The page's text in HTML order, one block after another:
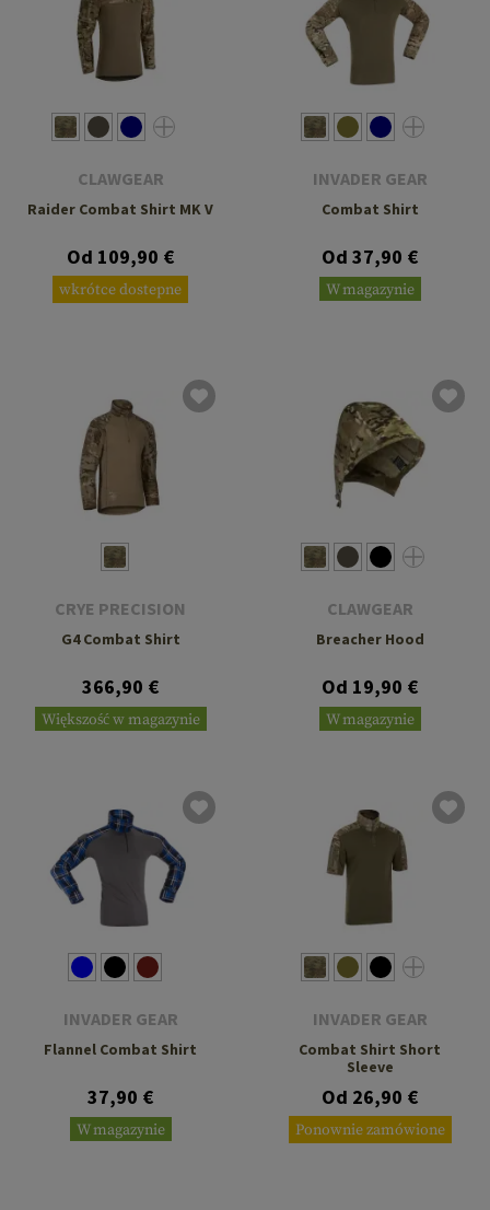
CLAWGEAR
Raider Combat Shirt MK V
Od 109,90 €
wkrótce dostepne
INVADER GEAR
Combat Shirt
Od 37,90 €
W magazynie
CRYE PRECISION
G4 Combat Shirt
366,90 €
Większość w magazynie
CLAWGEAR
Breacher Hood
Od 19,90 €
W magazynie
INVADER GEAR
Flannel Combat Shirt
37,90 €
W magazynie
INVADER GEAR
Combat Shirt Short
Sleeve
Od 26,90 €
Ponownie zamówione